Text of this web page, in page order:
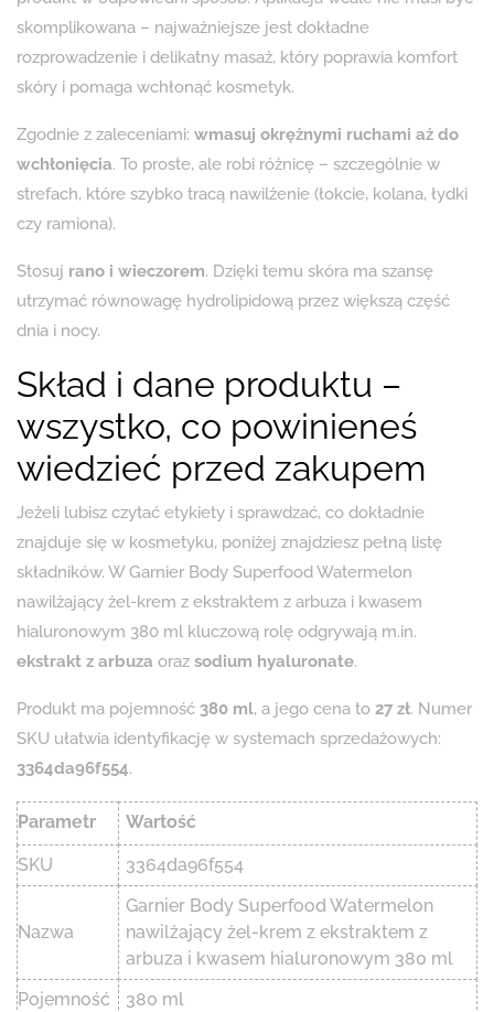
skomplikowana – najważniejsze jest dokładne
rozprowadzenie i delikatny masaż, który poprawia komfort
skóry i pomaga wchłonąć kosmetyk.
Zgodnie z zaleceniami: wmasuj okrężnymi ruchami aż do
wchłonięcia. To proste, ale robi różnicę – szczególnie w
strefach, które szybko tracą nawilżenie (łokcie, kolana, łydki
czy ramiona).
Stosuj rano i wieczorem. Dzięki temu skóra ma szansę
utrzymać równowagę hydrolipidową przez większą część
dnia i nocy.
Skład i dane produktu –
wszystko, co powinieneś
wiedzieć przed zakupem
Jeżeli lubisz czytać etykiety i sprawdzać, co dokładnie
znajduje się w kosmetyku, poniżej znajdziesz pełną listę
składników. W Garnier Body Superfood Watermelon
nawilżający żel-krem z ekstraktem z arbuza i kwasem
hialuronowym 380 ml kluczową rolę odgrywają m.in.
ekstrakt z arbuza oraz sodium hyaluronate.
Produkt ma pojemność 380 ml, a jego cena to 27 zł. Numer
SKU ułatwia identyfikację w systemach sprzedażowych:
3364da96f554.
Parametr Wartość
SKU 3364da96f554
Nazwa
Garnier Body Superfood Watermelon
nawilżający żel-krem z ekstraktem z
arbuza i kwasem hialuronowym 380 ml
Pojemność
380 ml